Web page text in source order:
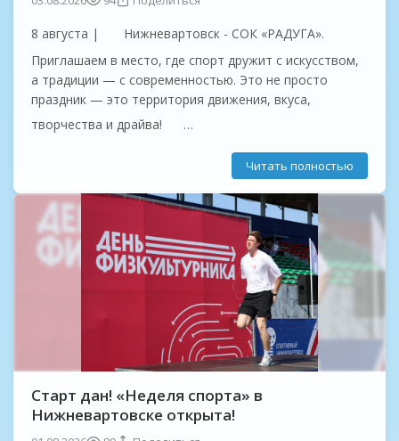
8 августа |
Нижневартовск - СОК «РАДУГА».
Приглашаем в место, где спорт дружит с искусством,
а традиции — с современностью. Это не просто
праздник — это территория движения, вкуса,
творчества и драйва!
проверь себя на прочность!
...
Читать полностью
Старт дан! «Неделя спорта» в
Нижневартовске открыта!